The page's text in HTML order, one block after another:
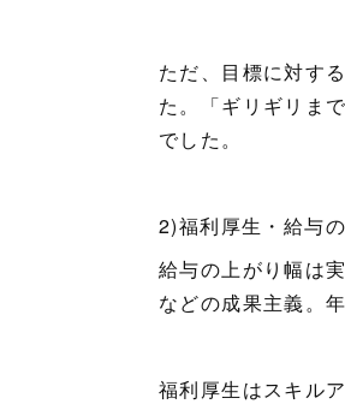
ただ、目標に対す
た。「ギリギリま
でした。
2)福利厚生・給与
給与の上がり幅は
などの成果主義。
福利厚生はスキル